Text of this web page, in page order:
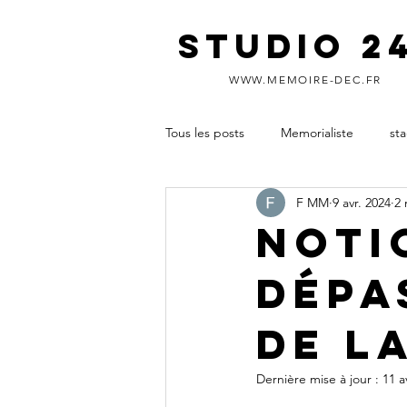
STUDIO
WWW.MEMOIRE-DEC.FR
Tous les posts Memorialiste
diplôme d’expertise comptable
aide rédaction mémoire DEC
soutenance DEC réussir le
de
F MM 9 avr. 2024 2
Dernière mise à jour : 11